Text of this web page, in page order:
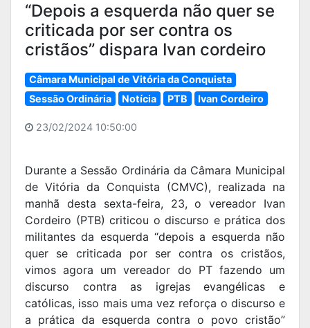
“Depois a esquerda não quer se
criticada por ser contra os
cristãos” dispara Ivan cordeiro
Câmara Municipal de Vitória da Conquista
Sessão Ordinária
Notícia PTB Ivan Cordeiro
23/02/2024 10:50:00
Durante a Sessão Ordinária da Câmara Municipal
de Vitória da Conquista (CMVC), realizada na
manhã desta sexta-feira, 23, o vereador Ivan
Cordeiro (PTB) criticou o discurso e prática dos
militantes da esquerda “depois a esquerda não
quer se criticada por ser contra os cristãos,
vimos agora um vereador do PT fazendo um
discurso contra as igrejas evangélicas e
católicas, isso mais uma vez reforça o discurso e
a prática da esquerda contra o povo cristão”